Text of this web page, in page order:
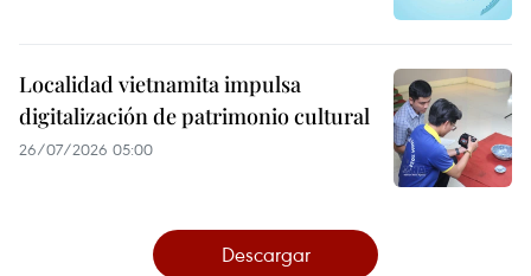
Localidad vietnamita impulsa
digitalización de patrimonio cultural
26/07/2026 05:00
Descargar